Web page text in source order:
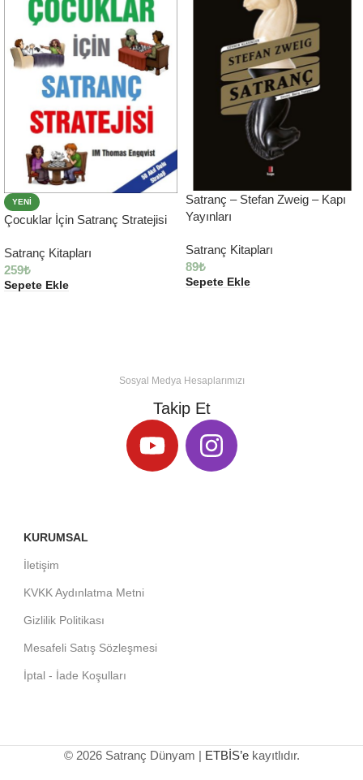
YENI
Çocuklar İçin Satranç Stratejisi
Satranç Kitapları
259₺
Sepete Ekle
Satranç – Stefan Zweig – Kapı
Yayınları
Satranç Kitapları
89₺
Sepete Ekle
Sosyal Medya Hesaplarımızı
Takip Et
KURUMSAL
İletişim
KVKK Aydınlatma Metni
Gizlilik Politikası
Mesafeli Satış Sözleşmesi
İptal - İade Koşulları
© 2026 Satranç Dünyam | ETBİS’ekayıtlıdır.